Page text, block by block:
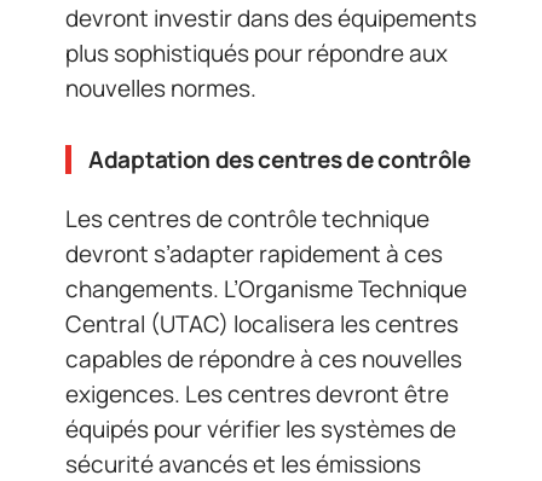
devront investir dans des équipements
plus sophistiqués pour répondre aux
nouvelles normes.
Adaptation des centres de contrôle
Les centres de contrôle technique
devront s’adapter rapidement à ces
changements. L’Organisme Technique
Central (UTAC) localisera les centres
capables de répondre à ces nouvelles
exigences. Les centres devront être
équipés pour vérifier les systèmes de
sécurité avancés et les émissions